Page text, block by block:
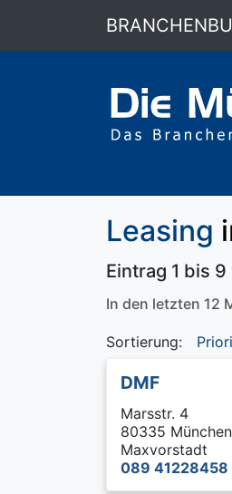
Leasing
Eintrag 1 bis 9
In den letzten 12
Sortierung:
DMF
Marsstr. 4
80335 München
Maxvorstadt
089 41228458